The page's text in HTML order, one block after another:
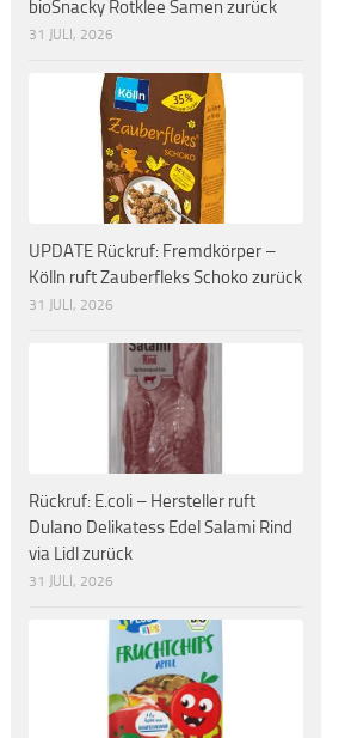
bioSnacky Rotklee Samen zurück
31 JULI, 2026
UPDATE Rückruf: Fremdkörper –
Kölln ruft Zauberfleks Schoko zurück
31 JULI, 2026
Rückruf: E.coli – Hersteller ruft
Dulano Delikatess Edel Salami Rind
via Lidl zurück
31 JULI, 2026